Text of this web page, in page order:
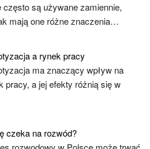
często są używane zamiennie,
mają one różne znaczenia…
a rynek pracy
ma znaczący wpływ na
pracy, a jej efekty różnią się w
czeka na rozwód?